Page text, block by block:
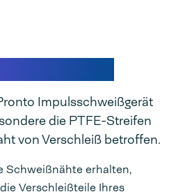
Impulsschweißgerät
die PTFE-Streifen
von Verschleiß betroffen.
Schweißnähte erhalten,
Verschleißteile Ihres